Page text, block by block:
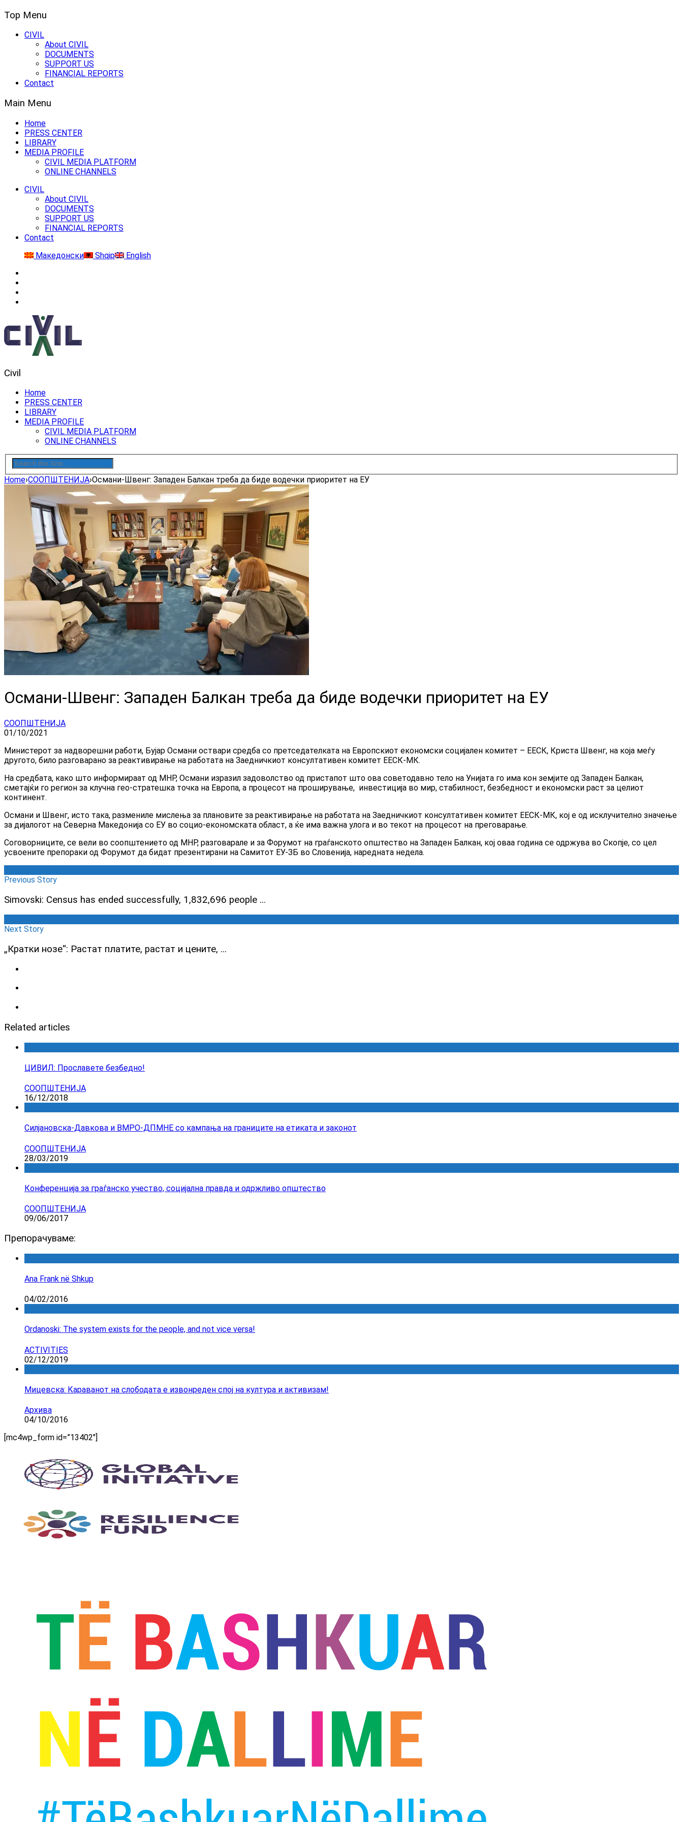
Top Menu
CIVIL
About CIVIL
DOCUMENTS
SUPPORT US
FINANCIAL REPORTS
Contact
Main Menu
Home
PRESS CENTER
LIBRARY
MEDIA PROFILE
CIVIL MEDIA PLATFORM
ONLINE CHANNELS
CIVIL
About CIVIL
DOCUMENTS
SUPPORT US
FINANCIAL REPORTS
Contact
Македонски
Shqip English
Civil
Home
PRESS CENTER
LIBRARY
MEDIA PROFILE
CIVIL MEDIA PLATFORM
ONLINE CHANNELS
Home›СООПШТЕНИЈА›Османи-Швенг: Западен Балкан треба да биде водечки приоритет на ЕУ
Османи-Швенг: Западен Балкан треба да биде водечки приоритет на ЕУ
СООПШТЕНИЈА
01/10/2021
Министерот за надворешни работи, Бујар Османи оствари средба со претседателката на Европскиот економски социјален комитет – ЕЕСК, Криста Швенг, на која меѓу
другото, било разговарано за реактивирање на работата на Заедничкиот консултативен комитет ЕЕСК-МК.
На средбата, како што информираат од МНР, Османи изразил задоволство од пристапот што ова советодавно тело на Унијата го има кон земјите од Западен Балкан,
сметајќи го регион за клучна гео-стратешка точка на Европа, а процесот на проширување, инвестиција во мир, стабилност, безбедност и економски раст за целиот
континент.
Османи и Швенг, исто така, размениле мислења за плановите за реактивирање на работата на Заедничкиот консултативен комитет ЕЕСК-МК, кој е од исклучително значење
за дијалогот на Северна Македонија со ЕУ во социо-економската област, а ќе има важна улога и во текот на процесот на преговарање.
Соговорниците, се вели во соопштението од МНР, разговарале и за Форумот на граѓанското општество на Западен Балкан, кој оваа година се одржува во Скопје, со цел
усвоените препораки од Форумот да бидат презентирани на Самитот ЕУ-ЗБ во Словенија, наредната недела.
Previous Story
Simovski: Census has ended successfully, 1,832,696 people ...
Next Story
„Кратки нозе“: Растат платите, растат и цените, ...
Related articles
ЦИВИЛ: Прославете безбедно!
СООПШТЕНИЈА
16/12/2018
Силјановска-Давкова и ВМРО-ДПМНЕ со кампања на границите на етиката и законот
СООПШТЕНИЈА
28/03/2019
Конференција за граѓанско учество, социјална правда и одржливо општество
СООПШТЕНИЈА
09/06/2017
Препорачуваме:
Ana Frank në Shkup
04/02/2016
Ordanoski: The system exists for the people, and not vice versa!
ACTIVITIES
02/12/2019
Мицевска: Караванот на слободата е извонреден спој на култура и активизам!
Архива
04/10/2016
[mc4wp_form id=”13402″]